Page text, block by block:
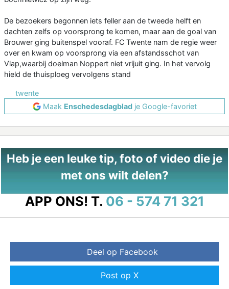
De bezoekers begonnen iets feller aan de tweede helft en
dachten zelfs op voorsprong te komen, maar aan de goal van
Brouwer ging buitenspel vooraf. FC Twente nam de regie weer
over en kwam op voorsprong via een afstandsschot van
Vlap,waarbij doelman Noppert niet vrijuit ging. In het vervolg
hield de thuisploeg vervolgens stand
twente
Maak Enschedesdagbladje Google-favoriet
Heb je een leuke tip, foto of video die je
met ons wilt delen?
APP ONS! T. 06 - 574 71 321
Deel op Facebook
Post op X